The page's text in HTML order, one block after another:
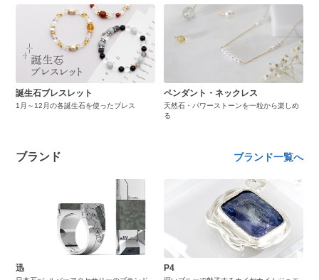
誕生石ブレスレット
1月～12月の各誕生石を使ったブレス
ペンダント・ネックレス
天然石・パワーストーンを一粒から楽しめ
る
ブランド ブランド一覧へ
迅 P4